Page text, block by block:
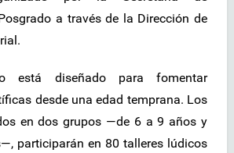
a través de la Dirección de
está diseñado para fomentar
desde una edad temprana. Los
en dos grupos —de 6 a 9 años y
participarán en 80 talleres lúdicos